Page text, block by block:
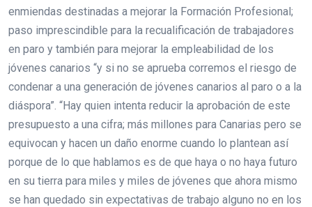
enmiendas destinadas a mejorar la Formación Profesional;
paso imprescindible para la recualificación de trabajadores
en paro y también para mejorar la empleabilidad de los
jóvenes canarios “y si no se aprueba corremos el riesgo de
condenar a una generación de jóvenes canarios al paro o a la
diáspora”. “Hay quien intenta reducir la aprobación de este
presupuesto a una cifra; más millones para Canarias pero se
equivocan y hacen un daño enorme cuando lo plantean así
porque de lo que hablamos es de que haya o no haya futuro
en su tierra para miles y miles de jóvenes que ahora mismo
se han quedado sin expectativas de trabajo alguno no en los